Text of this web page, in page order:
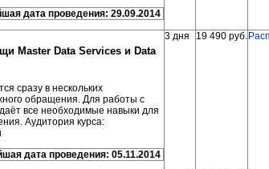
дата проведения: 29.09.2014
Master Data Services и Data
сразу в нескольких
обращения. Для работы с
все необходимые навыки для
Аудитория курса:
дата проведения: 05.11.2014
3 дня 19 490 руб.